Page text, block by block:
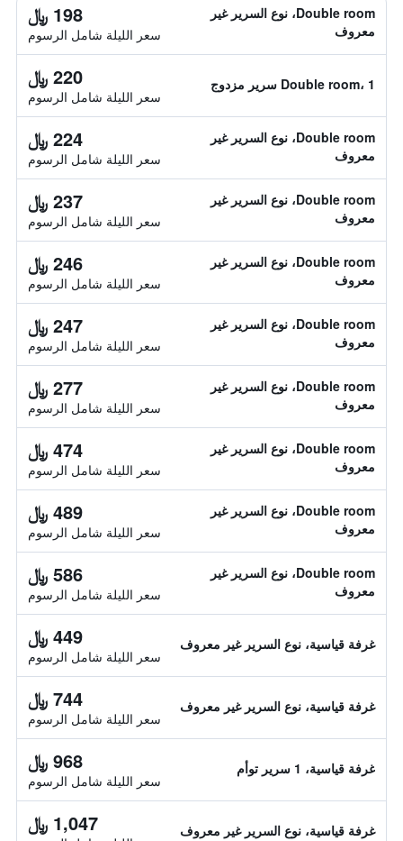
Double room، نوع السرير غير
معروف
198 ﷼
سعر الليلة شامل الرسوم
Double room، 1 سرير مزدوج 220 ﷼
سعر الليلة شامل الرسوم
Double room، نوع السرير غير
معروف
224 ﷼
سعر الليلة شامل الرسوم
Double room، نوع السرير غير
معروف
237 ﷼
سعر الليلة شامل الرسوم
Double room، نوع السرير غير
معروف
246 ﷼
سعر الليلة شامل الرسوم
Double room، نوع السرير غير
معروف
247 ﷼
سعر الليلة شامل الرسوم
Double room، نوع السرير غير
معروف
277 ﷼
سعر الليلة شامل الرسوم
Double room، نوع السرير غير
معروف
474 ﷼
سعر الليلة شامل الرسوم
Double room، نوع السرير غير
معروف
489 ﷼
سعر الليلة شامل الرسوم
Double room، نوع السرير غير
معروف
586 ﷼
سعر الليلة شامل الرسوم
غرفة قياسية، نوع السرير غير معروف 449 ﷼
سعر الليلة شامل الرسوم
غرفة قياسية، نوع السرير غير معروف 744 ﷼
سعر الليلة شامل الرسوم
غرفة قياسية، 1 سرير توأم 968 ﷼
سعر الليلة شامل الرسوم
غرفة قياسية، نوع السرير غير معروف 1,047 ﷼